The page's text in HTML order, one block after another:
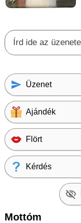
Üzenet
Ajándék
Flört
Kérdés
Mottóm